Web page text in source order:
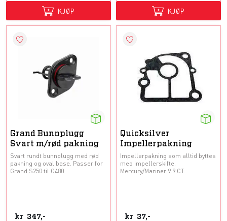
KJØP KJØP
Grand Bunnplugg
Svart m/rød pakning
Svart rundt bunnplugg med rød
pakning og oval base. Passer for
Grand S250 til G480.
kr 347,-
Quicksilver
Impellerpakning
Impellerpakning som alltid byttes
med impellerskifte.
Mercury/Mariner 9.9 CT.
kr 37,-